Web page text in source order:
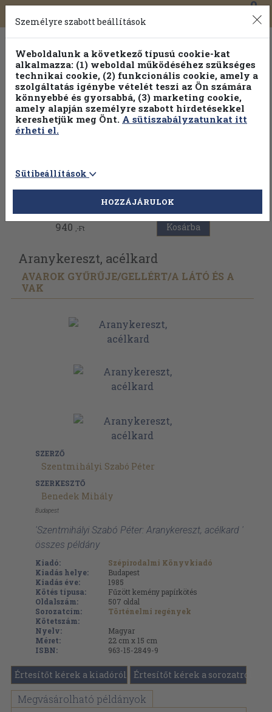
Toggle
navigation
0
Vissza az előző oldalra
940 ,-Ft Kosárba
Aranykereszt, acélkard
AVAROK GYŰRŰJE/GELLÉRT/A LÁTÓ ÉS A
VAK
SZERZŐ
Szentmihályi Szabó Péter
SZERKESZTŐ
Benedek Mihály
Budapest
'Szentmihályi Szabó Péter: Aranykereszt, acélkard '
összes példány
Kiadó:
Szépirodalmi Könyvkiadó
Kiadás helye:
Budapest
Kiadás éve:
1985
Kötés típusa:
Fűzött kemény papírkötés
Oldalszám:
507 oldal
Sorozatcím:
Történelmi regények
Kötetszám:
Nyelv:
Magyar
Méret:
22 cm x 15 cm
ISBN:
963-15-2849-9
Értesítőt kérek a kiadóról Értesítőt kérek a sorozatról
Megvásárolható példányok
Személyre szabott beállítások
Weboldalunk a következő típusú cookie-kat
alkalmazza: (1) weboldal működéséhez szükséges
technikai cookie, (2) funkcionális cookie, amely a
szolgáltatás igénybe vételét teszi az Ön számára
könnyebbé és gyorsabbá, (3) marketing cookie,
amely alapján személyre szabott hirdetésekkel
kereshetjük meg Önt. A sütiszabályzatunkat itt
érheti el.
Sütibeállítások
HOZZÁJÁRULOK